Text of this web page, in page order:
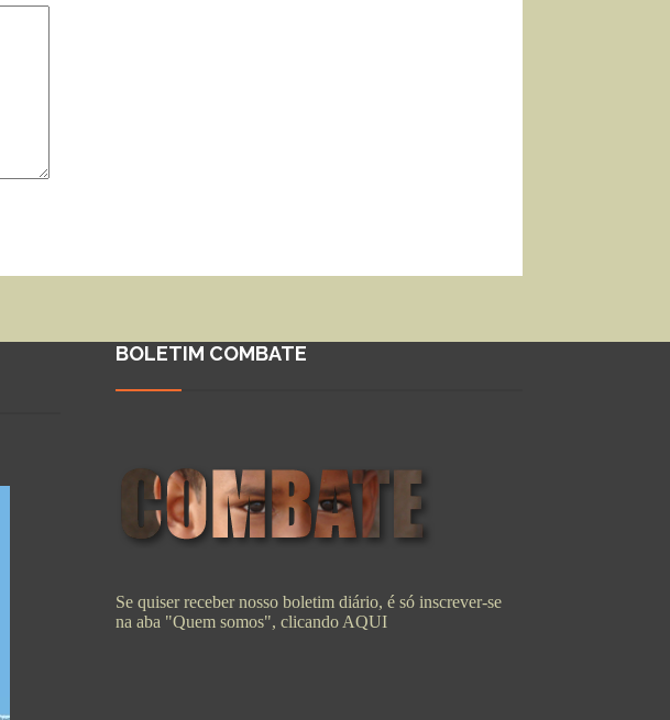
BOLETIM COMBATE
Se quiser receber nosso boletim diário, é só inscrever-se
na aba "Quem somos", clicando AQUI